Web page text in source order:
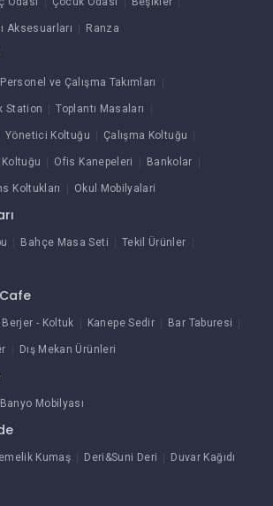
Aksesuarları Ranza
Personel ve Çalışma Takımları
Station Toplantı Masaları
Yönetici Koltuğu Çalışma Koltuğu
Ofis Kanepeleri Bankolar
Koltukları Okul Mobilyalari
Bahçe Masa Seti Tekil Ürünler
Berjer - Koltuk Kanepe Sedir Bar Taburesi
Dış Mekan Ürünleri
Banyo Mobilyası
Kumaş Deri&Suni Deri Duvar Kağıdı